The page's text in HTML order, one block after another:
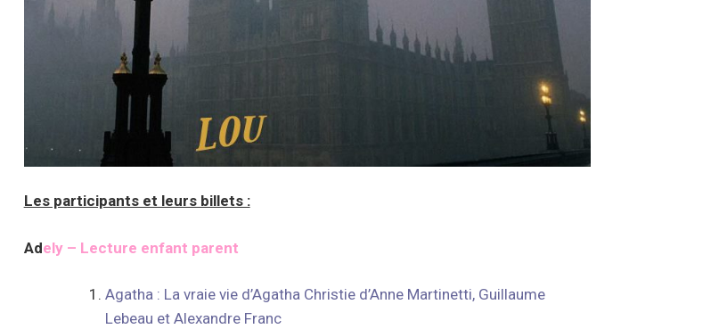
Les participants et leurs billets :
Adely – Lecture enfant parent
Agatha : La vraie vie d’Agatha Christie d’Anne Martinetti, Guillaume
Lebeau et Alexandre Franc